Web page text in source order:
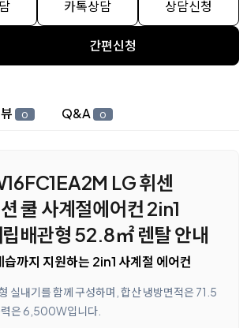
카톡상담 상담신청
간편신청
0 Q&A 0
LG 휘센
쿨 사계절에어컨 2in1
배관형 52.8㎡ 렌탈 안내
습까지 지원하는 2in1 사계절 에어컨
실내기를 함께 구성하며, 합산 냉방면적은 71.5
력은 6,500W입니다.